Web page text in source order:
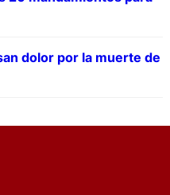
dolor por la muerte de